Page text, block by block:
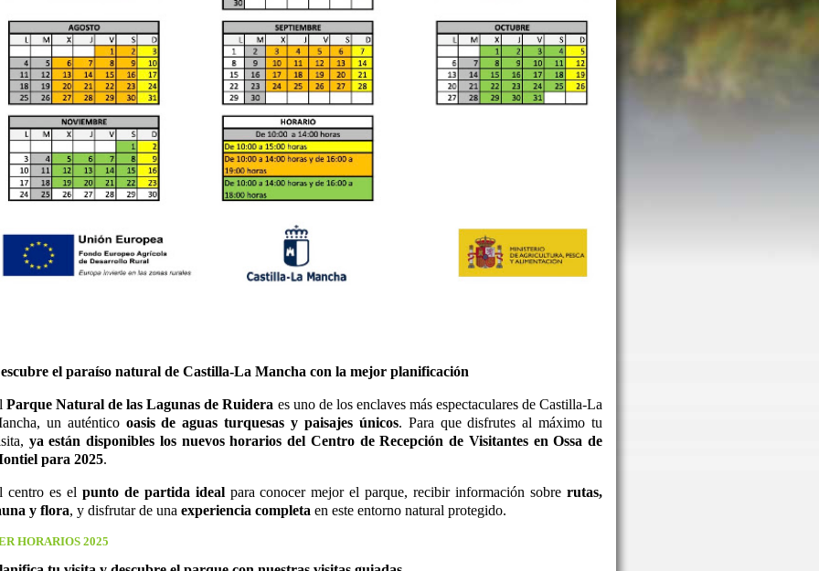
el paraíso natural de Castilla-La Mancha con la mejor planificación
Parque Natural de las Lagunas de Ruidera es uno de los enclaves más espectaculares de Castilla-La
un auténtico oasis de aguas turquesas y paisajes únicos. Para que disfrutes al máximo tu
ya están disponibles los nuevos horarios del Centro de Recepción de Visitantes en Ossa de
para 2025.
centro es el punto de partida idealpara conocer mejor el parque, recibir información sobre rutas,
y flora, y disfrutar de una experiencia completa en este entorno natural protegido.
HORARIOS 2025